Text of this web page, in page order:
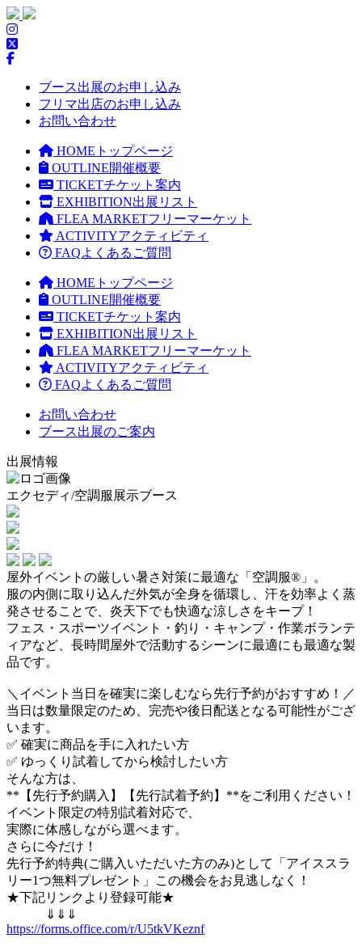
ブース出展のお申し込み
フリマ出店のお申し込み
お問い合わせ
HOME トップページ
OUTLINE開催概要
TICKETチケット案内
EXHIBITION出展リスト
FLEA MARKETフリーマーケット
ACTIVITYアクティビティ
FAQよくあるご質問
HOME トップページ
OUTLINE開催概要
TICKETチケット案内
EXHIBITION出展リスト
FLEA MARKETフリーマーケット
ACTIVITYアクティビティ
FAQよくあるご質問
お問い合わせ
ブース出展のご案内
出展情報
エクセディ/空調服展示ブース
屋外イベントの厳しい暑さ対策に最適な「空調服®」。
服の内側に取り込んだ外気が全身を循環し、汗を効率よく蒸
発させることで、炎天下でも快適な涼しさをキープ！
フェス・スポーツイベント・釣り・キャンプ・作業ボランテ
ィアなど、長時間屋外で活動するシーンに最適にも最適な製
品です。
＼イベント当日を確実に楽しむなら先行予約がおすすめ！／
当日は数量限定のため、完売や後日配送となる可能性がござ
います。
✅ 確実に商品を手に入れたい方
✅ ゆっくり試着してから検討したい方
そんな方は、
**【先行予約購入】【先行試着予約】**をご利用ください！
イベント限定の特別試着対応で、
実際に体感しながら選べます。
さらに今だけ！
先行予約特典(ご購入いただいた方のみ)として「アイススラ
リー1つ無料プレゼント」この機会をお見逃しなく！
★下記リンクより登録可能★
⇓⇓⇓
https://forms.office.com/r/U5tkVKeznf